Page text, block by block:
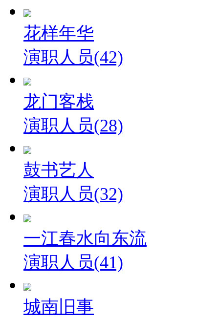
花样年华
演职人员(42)
龙门客栈
演职人员(28)
鼓书艺人
演职人员(32)
一江春水向东流
演职人员(41)
城南旧事